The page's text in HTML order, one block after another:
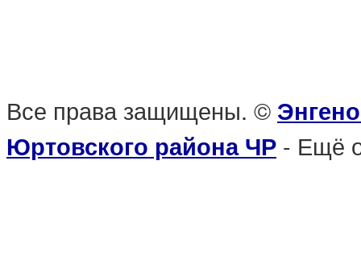
Все права защищены. ©
Юртовского района ЧР - Ещё